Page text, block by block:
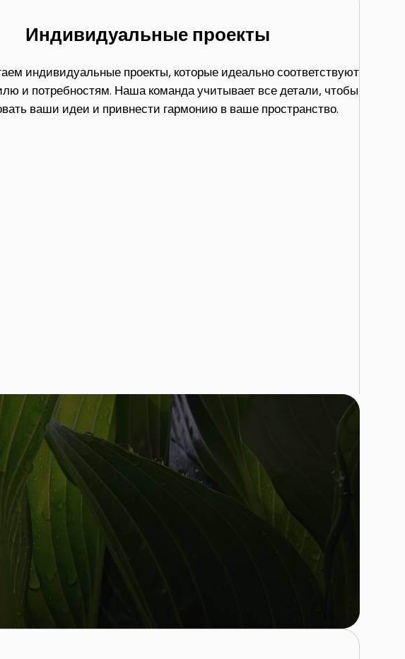
Индивидуальные проекты
индивидуальные проекты, которые идеально соответствуют
и потребностям. Наша команда учитывает все детали, чтобы
ваши идеи и привнести гармонию в ваше пространство.